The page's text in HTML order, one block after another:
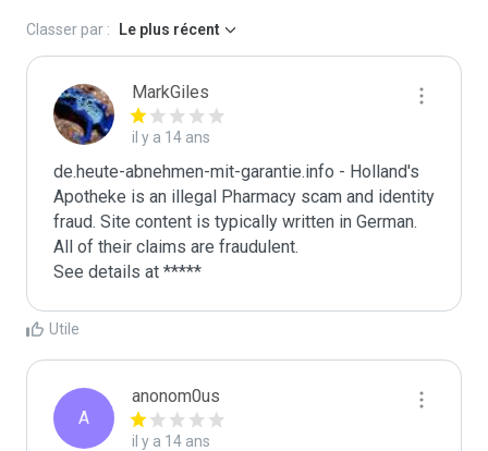
Classer par : Le plus récent
MarkGiles
il y a 14 ans
de.heute-abnehmen-mit-garantie.info - Holland's
Apotheke is an illegal Pharmacy scam and identity
fraud. Site content is typically written in German.
All of their claims are fraudulent.
See details at *****
Utile
A
anonom0us
il y a 14 ans